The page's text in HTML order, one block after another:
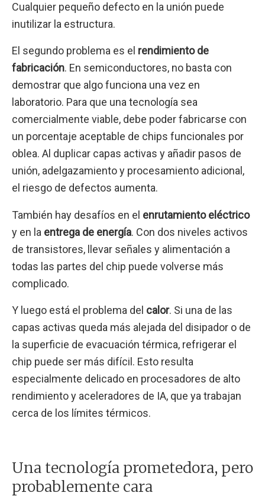
Cualquier pequeño defecto en la unión puede
inutilizar la estructura.
El segundo problema es el rendimiento de
fabricación. En semiconductores, no basta con
demostrar que algo funciona una vez en
laboratorio. Para que una tecnología sea
comercialmente viable, debe poder fabricarse con
un porcentaje aceptable de chips funcionales por
oblea. Al duplicar capas activas y añadir pasos de
unión, adelgazamiento y procesamiento adicional,
el riesgo de defectos aumenta.
También hay desafíos en el enrutamiento eléctrico
y en la entrega de energía. Con dos niveles activos
de transistores, llevar señales y alimentación a
todas las partes del chip puede volverse más
complicado.
Y luego está el problema del calor. Si una de las
capas activas queda más alejada del disipador o de
la superficie de evacuación térmica, refrigerar el
chip puede ser más difícil. Esto resulta
especialmente delicado en procesadores de alto
rendimiento y aceleradores de IA, que ya trabajan
cerca de los límites térmicos.
Una tecnología prometedora, pero
probablemente cara